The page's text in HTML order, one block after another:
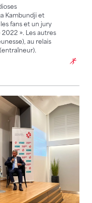
Kambundji et
fans et un jury
2022 ». Les autres
au relais
centre de la CDA